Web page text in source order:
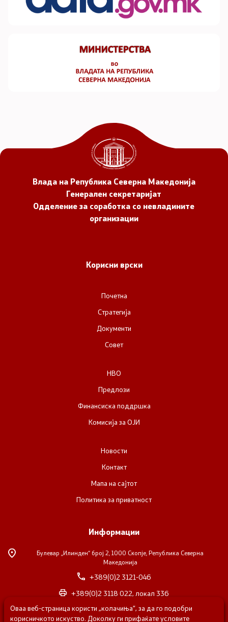
Влада на Република Северна Македонија
Генерален секретаријат
Одделение за соработка со невладините
организации
Корисни врски
Почетна
Стратегија
Документи
Совет
НВО
Предлози
Финансиска поддршка
Комисија за ОЈИ
Новости
Контакт
Мапа на сајтот
Политика за приватност
Информации
Булевар „Илинден“ број 2, 1000 Скопје, Република Северна
Македонија
+389(0)2 3121-046
+389(0)2 3118 022, локал 336
nvosorabotka@gs.gov.mk
Оваа веб-страница користи „колачиња“, за да го подобри
корисничкото искуство. Доколку ги прифаќате условите